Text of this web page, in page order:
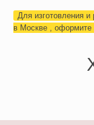
Для изготовления и
в Москве , оформите